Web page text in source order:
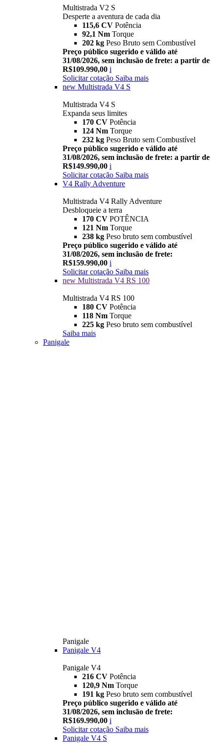
Multistrada V2 S
Desperte a aventura de cada dia
115,6 CV Potência
92,1 Nm Torque
202 kg Peso Bruto sem Combustível
Preço público sugerido e válido até
31/08/2026, sem inclusão de frete: a partir de
R$109.990,00 i
Solicitar cotação Saiba mais
new Multistrada V4 S
Multistrada V4 S
Expanda seus limites
170 CV Potência
124 Nm Torque
232 kg Peso Bruto sem Combustível
Preço público sugerido e válido até
31/08/2026, sem inclusão de frete: a partir de
R$149.990,00 i
Solicitar cotação Saiba mais
V4 Rally Adventure
Multistrada V4 Rally Adventure
Desbloqueie a terra
170 CV POTÊNCIA
121 Nm Torque
238 kg Peso bruto sem combustível
Preço público sugerido e válido até
31/08/2026, sem inclusão de frete:
R$159.990,00 i
Solicitar cotação Saiba mais
new Multistrada V4 RS 100
Multistrada V4 RS 100
180 CV Potência
118 Nm Torque
225 kg Peso bruto sem combustível
Saiba mais
Panigale
Panigale
Panigale V4
Panigale V4
216 CV Potência
120,9 Nm Torque
191 kg Peso bruto sem combustível
Preço público sugerido e válido até
31/08/2026, sem inclusão de frete:
R$169.990,00 i
Solicitar cotação Saiba mais
Panigale V4 S